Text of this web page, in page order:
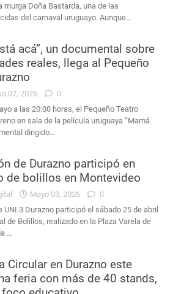
murga Doña Bastarda, una de las
del carnaval uruguayo. Aunque…
acá”, un documental sobre
reales, llega al Pequeño
07, 2026
0
a las 20:00 horas, el Pequeño Teatro
en sala de la película uruguaya “Mamá
dirigido…
de Durazno participó en
de bolillos en Montevideo
Mayo 03, 2026
0
UNI 3 Durazno participó el sábado 25 de abril
de Bolillos, realizado en la Plaza Varela de
…
Circular en Durazno este
feria con más de 40 stands,